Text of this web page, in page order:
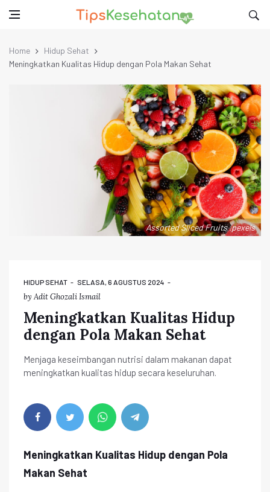
Home
Hidup Sehat
Meningkatkan Kualitas Hidup dengan Pola Makan Sehat
Assorted Sliced Fruits .pexels
HIDUP SEHAT SELASA, 6 AGUSTUS 2024
by Adit Ghozali Ismail
Meningkatkan Kualitas Hidup
dengan Pola Makan Sehat
Menjaga keseimbangan nutrisi dalam makanan dapat
meningkatkan kualitas hidup secara keseluruhan.
Meningkatkan Kualitas Hidup dengan Pola
Makan Sehat